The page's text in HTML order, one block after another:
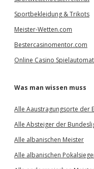
Sportbekleidung & Trikots
Meister-Wetten.com
Bestercasinomentor.com
Online Casino
Was man wissen muss
Alle Aaustragungsorte der
Alle Absteiger der
Alle albanischen Meister
Alle albanischen